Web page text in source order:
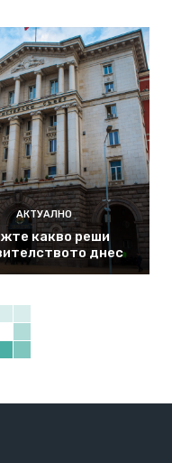
АКТУАЛНО
какво реши
днес